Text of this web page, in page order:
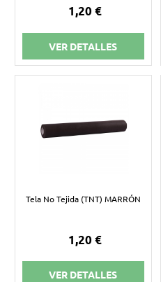
1,20 €
VER DETALLES
Tela No Tejida (TNT) MARRÓN
1,20 €
VER DETALLES